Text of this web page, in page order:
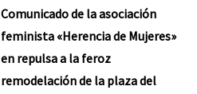
Comunicado de la asociación
feminista «Herencia de Mujeres»
en repulsa a la feroz
remodelación de la plaza del